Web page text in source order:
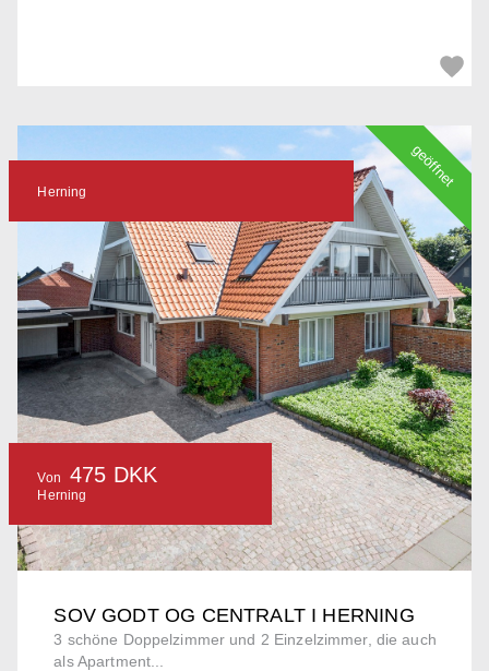
SOV GODT OG CENTRALT I HERNING
3 schöne Doppelzimmer und 2 Einzelzimmer, die auch
als Apartment...
Herning
Von 475 DKK
Herning
geöffnet